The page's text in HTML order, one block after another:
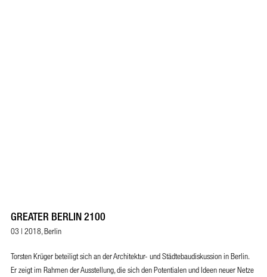
GREATER BERLIN 2100
03 | 2018, Berlin
Torsten Krüger beteiligt sich an der Architektur- und Städtebaudiskussion in Berlin.
Er zeigt im Rahmen der Ausstellung, die sich den Potentialen und Ideen neuer Netze